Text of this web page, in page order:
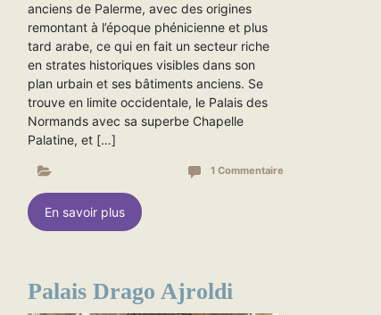
anciens de Palerme, avec des origines
remontant à l’époque phénicienne et plus
tard arabe, ce qui en fait un secteur riche
en strates historiques visibles dans son
plan urbain et ses bâtiments anciens. Se
trouve en limite occidentale, le Palais des
Normands avec sa superbe Chapelle
Palatine, et […]
1 Commentaire
En savoir plus
Palais Drago Ajroldi